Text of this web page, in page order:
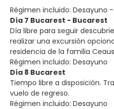
Régimen incluido: Desayuno
Día 7 Bucarest - Bucarest
Día libre para seguir
realizar una excursión
residencia de la familia
Régimen incluido: Desayuno
Día 8 Bucarest
Tiempo libre a disposición.
vuelo de regreso.
Régimen incluido: Desayuno